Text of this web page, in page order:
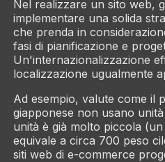
Nel realizzare un sito web,
implementare una solida
che prenda in
fasi di pianificazione e
Un'internazionalizzazione
localizzazione ugualmente
Ad esempio, valute come il
giapponese non usano
unità è già molto piccola
equivale a circa 700 peso
siti web di e-commerce